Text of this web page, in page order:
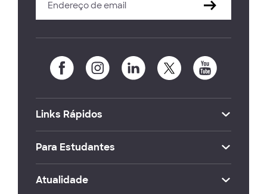
Links Rápidos
Para Estudantes
Atualidade